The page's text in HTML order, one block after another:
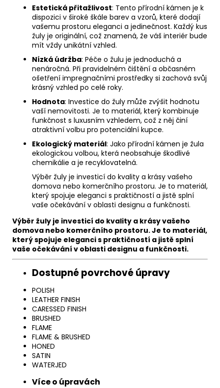
Estetická přitažlivost: Tento přírodní kámen je k
dispozici v široké škále barev a vzorů, které dodají
vašemu prostoru eleganci a jedinečnost. Každý kus
žuly je originální, což znamená, že váš interiér bude
mít vždy unikátní vzhled.
Nízká údržba: Péče o žulu je jednoduchá a
nenáročná. Při pravidelném čištění a občasném
ošetření impregnačními prostředky si zachová svůj
krásný vzhled po celé roky.
Hodnota: Investice do žuly může zvýšit hodnotu
vaší nemovitosti. Je to materiál, který kombinuje
funkčnost s luxusním vzhledem, což z něj činí
atraktivní volbu pro potenciální kupce.
Ekologický materiál: Jako přírodní kámen je žula
ekologickou volbou, která neobsahuje škodlivé
chemikálie a je recyklovatelná.
Výběr žuly je investicí do kvality a krásy vašeho
domova nebo komerčního prostoru. Je to materiál,
který spojuje eleganci s praktičností a jistě splní
vaše očekávání v oblasti designu a funkčnosti.
Výběr žuly je investicí do kvality a krásy vašeho
domova nebo komerčního prostoru. Je to materiál,
který spojuje eleganci s praktičností a jistě splní
vaše očekávání v oblasti designu a funkčnosti.
Dostupné povrchové úpravy
POLISH
LEATHER FINISH
CARESSED FINISH
BRUSHED
FLAME
FLAME & BRUSHED
HONED
SATIN
WATERJED
Více o úpravách